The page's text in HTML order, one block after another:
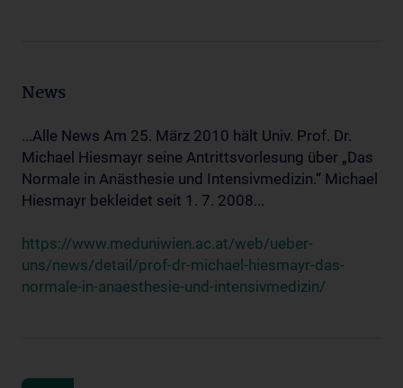
News
...Alle News Am 25. März 2010 hält Univ. Prof. Dr.
Michael Hiesmayr seine Antrittsvorlesung über „Das
Normale in Anästhesie und Intensivmedizin.“ Michael
Hiesmayr bekleidet seit 1. 7. 2008...
https://www.meduniwien.ac.at/web/ueber-
uns/news/detail/prof-dr-michael-hiesmayr-das-
normale-in-anaesthesie-und-intensivmedizin/